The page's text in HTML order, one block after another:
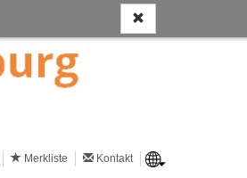
Merkliste Kontakt